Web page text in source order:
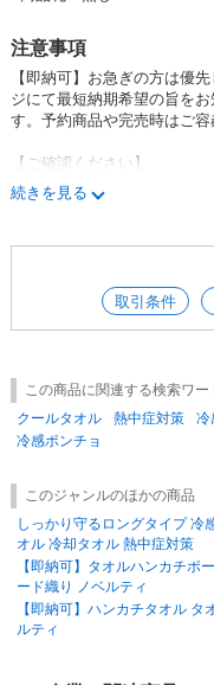
注意事項
【即納可】お急ぎの方は優
ジにて最短納期希望の旨を
す。予約商品や完売時はご容
【ご確認ください】
製造上、マーキング商品が
ではございません）使用上問
送料については別紙ご参照
下代合計金額￥30,000以上
※北海道・沖縄除く
※注意※
製品サイズ・重量につきま
ことがございます。
掲載画像の色合いは、撮影
あらかじめご了承ください。
続きを見る
取引条件
この商品に関連する検索ワー
クールタオル
熱中症対策 冷
冷感ポンチョ
このジャンルのほかの商品
しっかり守るロングタイプ 冷
オル 冷却タオル 熱中症対策
【即納可】タオルハンカチポ
ード織り ノベルティ
【即納可】ハンカチタオル
ルティ